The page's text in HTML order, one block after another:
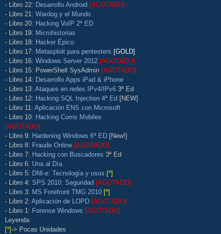
- Libro 22: Desarrollo Android [AGOTADO]
- Libro 21: Wardog y el Mundo
- Libro 20: Hacking VoIP 2ª ED
- Libro 19: Microhistorias
- Libro 18: Hacker Épico
- Libro 17: Metasploit para pentesters [GOLD]
- Libro 16: Windows Server 2012 [AGOTADO]
- Libro 15: PowerShell SysAdmin [AGOTADO]
- Libro 14: Desarrollo Apps iPad & iPhone
- Libro 13: Ataques en redes IPv4/IPv6 3ª Ed
- Libro 12: Hacking SQL Injection 4ª Ed [NEW]
- Libro 11: Aplicación ENS con Microsoft
- Libro 10: Hacking Coms Mobiles
[AGOTADO]
- Libro 9: Hardening Windows 6ª ED [New!]
- Libro 8: Fraude Online [AGOTADO]
- Libro 7: Hacking con Buscadores 3ª Ed
- Libro 6: Una al Día
- Libro 5: DNI-e: Tecnología y usos [*]
- Libro 4: SPS 2010: Seguridad [AGOTADO]
- Libro 3: MS Forefront TMG 2010 [*]
- Libro 2: Aplicación de LOPD [AGOTADO]
- Libro 1: Forense Windows [AGOTADO]
Leyenda:
[*]-> Pocas Unidades